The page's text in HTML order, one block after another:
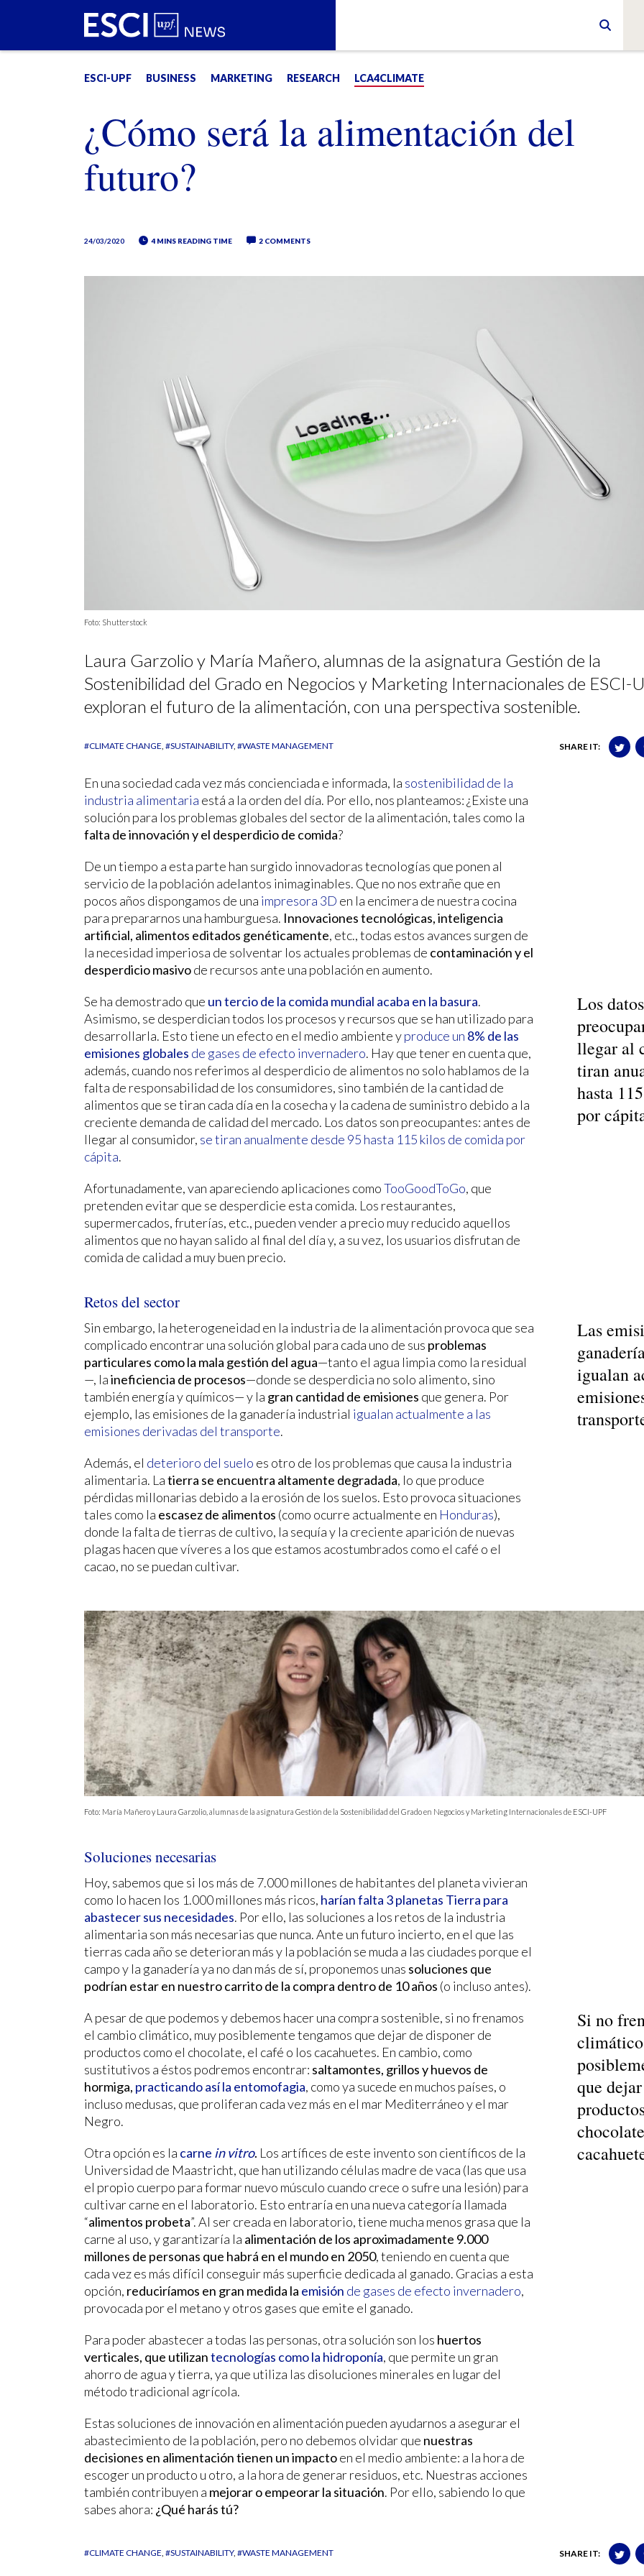
ESCI-UPF BUSINESS MARKETING RESEARCH LCA4CLIMATE
¿Cómo será la alimentación del
futuro?
24/03/2020 4 MINS READING TIME 2 COMMENTS
Foto: Shutterstock
Laura Garzolio y María Mañero, alumnas de la asignatura Gestión de la
Sostenibilidad del Grado en Negocios y Marketing Internacionales de ESCI-
exploran el futuro de la alimentación, con una perspectiva sostenible.
#CLIMATE CHANGE #SUSTAINABILITY #WASTE MANAGEMENT SHARE IT:
En una sociedad cada vez más concienciada e informada, la sostenibilidad de la
industria alimentaria está a la orden del día. Por ello, nos planteamos: ¿Existe una
solución para los problemas globales del sector de la alimentación, tales como la
falta de innovación y el desperdicio de comida?
De un tiempo a esta parte han surgido innovadoras tecnologías que ponen al
servicio de la población adelantos inimaginables. Que no nos extrañe que en
pocos años dispongamos de una impresora 3D en la encimera de nuestra cocina
para prepararnos una hamburguesa. Innovaciones tecnológicas, inteligencia
artificial, alimentos editados genéticamente, etc., todas estos avances surgen de
la necesidad imperiosa de solventar los actuales problemas de contaminación y el
desperdicio masivode recursos ante una población en aumento.
Los
llegar al
tiran
hasta
por
Se ha demostrado que un tercio de la comida mundial acaba en la basura.
Asimismo, se desperdician todos los procesos y recursos que se han utilizado para
desarrollarla. Esto tiene un efecto en el medio ambiente yproduce un 8% de las
emisiones globales de gases de efecto invernadero. Hay que tener en cuenta que,
además, cuando nos referimos al desperdicio de alimentos no solo hablamos de la
falta de responsabilidad de los consumidores, sino también de la cantidad de
alimentos que se tiran cada día en la cosecha y la cadena de suministro debido a la
creciente demanda de calidad del mercado. Los datos son preocupantes: antes de
llegar al consumidor, se tiran anualmente desde 95 hasta 115 kilos de comida por
cápita.
Afortunadamente, van apareciendo aplicaciones comoTooGoodToGo, que
pretenden evitar que se desperdicie esta comida. Los restaurantes,
supermercados, fruterías, etc., pueden vender a precio muy reducido aquellos
alimentos que no hayan salido al final del día y, a su vez, los usuarios disfrutan de
comida de calidad a muy buen precio.
Retos del sector
Las
igualan
Sin embargo, la heterogeneidad en la industria de la alimentación provoca que sea
complicado encontrar una solución global para cada uno de sus problemas
particulares como la mala gestión del agua—tanto el agua limpia como la residual
—, laineficiencia de procesos—donde se desperdicia no solo alimento, sino
también energía y químicos— y la gran cantidad de emisiones que genera. Por
ejemplo, las emisiones de la ganadería industrial igualan actualmente a las
emisiones derivadas del transporte.
Además, el deterioro del suelo es otro de los problemas que causa la industria
alimentaria. Latierra se encuentra altamente degradada, lo que produce
pérdidas millonarias debido a la erosión de los suelos. Esto provoca situaciones
tales como la escasez de alimentos (como ocurre actualmente en Honduras),
donde la falta de tierras de cultivo, la sequía y la creciente aparición de nuevas
plagas hacen que víveres a los que estamos acostumbrados como el café o el
cacao, no se puedan cultivar.
Foto: María Mañero y Laura Garzolio, alumnas de la asignatura Gestión de la Sostenibilidad del Grado en Negocios y Marketing Internacionales de ESCI-UPF
Soluciones necesarias
Hoy, sabemos que si los más de 7.000 millones de habitantes del planeta vivieran
como lo hacen los 1.000 millones más ricos, harían falta 3 planetas Tierra para
abastecer sus necesidades. Por ello, las soluciones a los retos de la industria
alimentaria son más necesarias que nunca. Ante un futuro incierto, en el que las
tierras cada año se deterioran más y la población se muda a las ciudades porque el
campo y la ganadería ya no dan más de sí, proponemos unas soluciones que
podrían estar en nuestro carrito de la compra dentro de 10 años (o incluso antes).
Si no
que
A pesar de que podemos y debemos hacer una compra sostenible, si no frenamos
el cambio climático, muy posiblemente tengamos que dejar de disponer de
productos como el chocolate, el café o los cacahuetes. En cambio, como
sustitutivos a éstos podremos encontrar: saltamontes, grillos y huevos de
hormiga, practicando así la entomofagia, como ya sucede en muchos países, o
incluso medusas, que proliferan cada vez más en el mar Mediterráneo y el mar
Negro.
Otra opción es la carne in vitro. Los artífices de este invento son científicos de la
Universidad de Maastricht, que han utilizando células madre de vaca (las que usa
el propio cuerpo para formar nuevo músculo cuando crece o sufre una lesión) para
cultivar carne en el laboratorio. Esto entraría en una nueva categoría llamada
“alimentos probeta”. Al ser creada en laboratorio, tiene mucha menos grasa que la
carne al uso, y garantizaría la alimentación de los aproximadamente 9.000
millones de personas que habrá en el mundo en 2050, teniendo en cuenta que
cada vez es más difícil conseguir más superficie dedicada al ganado. Gracias a esta
opción, reduciríamos en gran medida la emisión de gases de efecto invernadero,
provocada por el metano y otros gases que emite el ganado.
Para poder abastecer a todas las personas, otra solución son los huertos
verticales, que utilizantecnologías como la hidroponía, que permite un gran
ahorro de agua y tierra, ya que utiliza las disoluciones minerales en lugar del
método tradicional agrícola.
Estas soluciones de innovación en alimentación pueden ayudarnos a asegurar el
abastecimiento de la población, pero no debemos olvidar que nuestras
decisiones en alimentación tienen un impactoen el medio ambiente: a la hora de
escoger un producto u otro, a la hora de generar residuos, etc. Nuestras acciones
también contribuyen a mejorar o empeorar la situación. Por ello, sabiendo lo que
sabes ahora: ¿Qué harás tú?
#CLIMATE CHANGE #SUSTAINABILITY #WASTE MANAGEMENT SHARE IT: